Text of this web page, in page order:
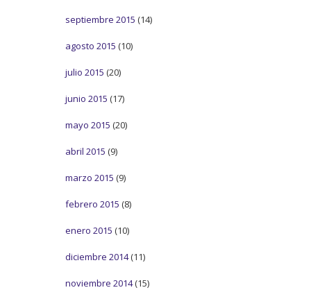
septiembre 2015 (14)
agosto 2015 (10)
julio 2015 (20)
junio 2015 (17)
mayo 2015 (20)
abril 2015 (9)
marzo 2015 (9)
febrero 2015 (8)
enero 2015 (10)
diciembre 2014(11)
noviembre 2014(15)